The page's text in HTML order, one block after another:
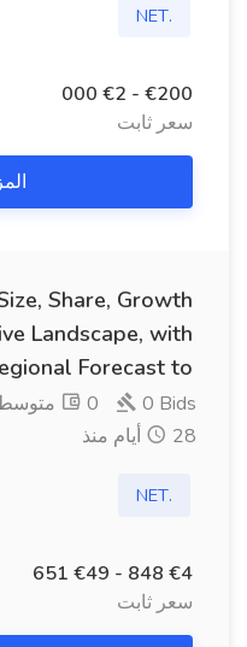
.NET
€200 - €2 000
سعر ثابت
Share, Growth
Landscape, with
Forecast to
0 Bids
0 متوسط ​​عرض الأسعار
28 أيام منذ
.NET
€4 848 - €49 651
سعر ثابت